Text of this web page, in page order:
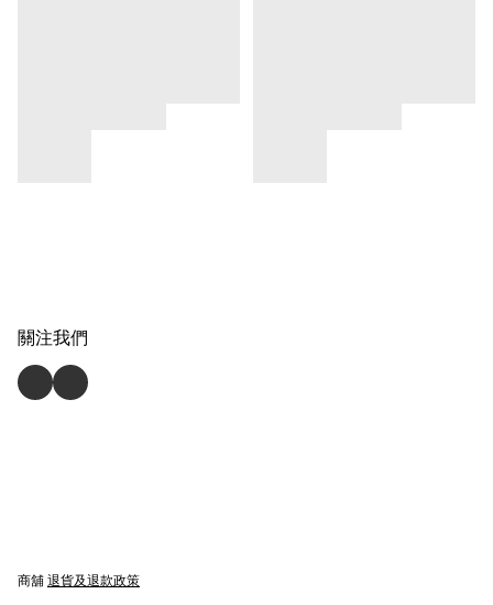
關注我們
商舖 退貨及退款政策